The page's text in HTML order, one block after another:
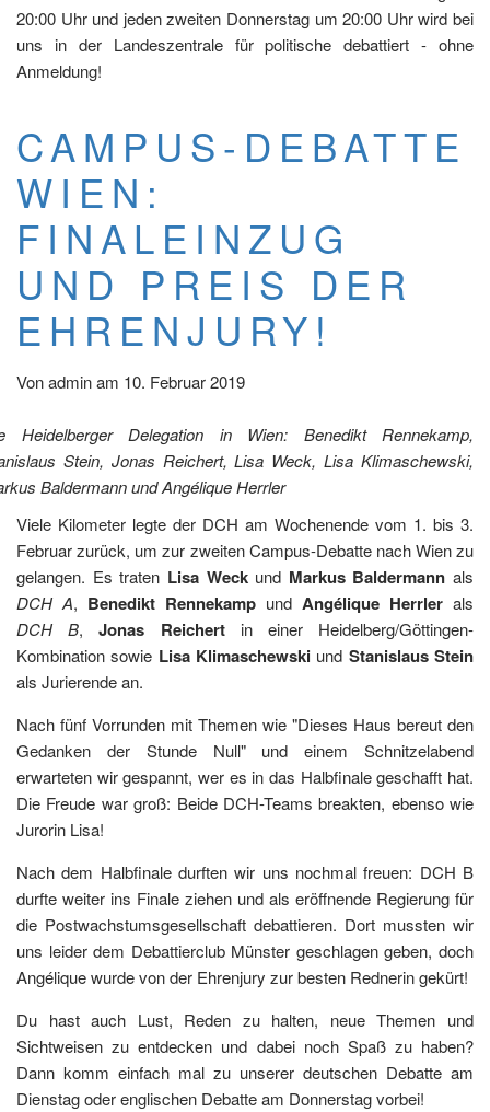
20:00 Uhr und jeden zweiten Donnerstag um 20:00 Uhr wird bei
uns in der Landeszentrale für politische debattiert - ohne
Anmeldung!
CAMPUS-DEBATTE
WIEN:
FINALEINZUG
UND PREIS DER
EHRENJURY!
Vonadminam 10. Februar 2019
Heidelberger Delegation in Wien: Benedikt Rennekamp,
Stein, Jonas Reichert, Lisa Weck, Lisa Klimaschewski,
Baldermann und Angélique Herrler
Viele Kilometer legte der DCH am Wochenende vom 1. bis 3.
Februar zurück, um zur zweiten Campus-Debatte nach Wien zu
gelangen. Es traten Lisa Weckund Markus Baldermann als
DCH A, Benedikt Rennekamp und Angélique Herrler als
DCH B,Jonas Reichertin einer Heidelberg/Göttingen-
Kombination sowie Lisa Klimaschewski und Stanislaus Stein
als Jurierende an.
Nach fünf Vorrunden mit Themen wie "Dieses Haus bereut den
Gedanken der Stunde Null" und einem Schnitzelabend
erwarteten wir gespannt, wer es in das Halbfinale geschafft hat.
Die Freude war groß: Beide DCH-Teams breakten, ebenso wie
Jurorin Lisa!
Nach dem Halbfinale durften wir uns nochmal freuen: DCH B
durfte weiter ins Finale ziehen und als eröffnende Regierung für
die Postwachstumsgesellschaft debattieren. Dort mussten wir
uns leider dem Debattierclub Münster geschlagen geben, doch
Angélique wurde von der Ehrenjury zur besten Rednerin gekürt!
Du hast auch Lust, Reden zu halten, neue Themen und
Sichtweisen zu entdecken und dabei noch Spaß zu haben?
Dann komm einfach mal zu unserer deutschen Debatte am
Dienstag oder englischen Debatte am Donnerstag vorbei!